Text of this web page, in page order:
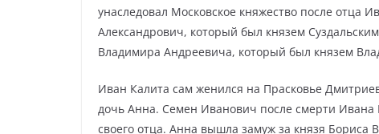
унаследовал Московское княжество после
Александрович, который был князем
Владимира Андреевича, который был князем
Иван Калита сам женился на Прасковье
дочь Анна. Семен Иванович после смерти
своего отца. Анна вышла замуж за князя